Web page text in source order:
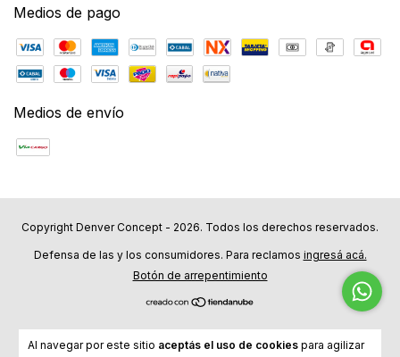
Al navegar por este sitio aceptás el uso de cookies para agilizar
Medios de pago
Medios de envío
Copyright Denver Concept - 2026. Todos los derechos reservados.
Defensa de las y los consumidores. Para reclamos ingresá acá.
Botón de arrepentimiento